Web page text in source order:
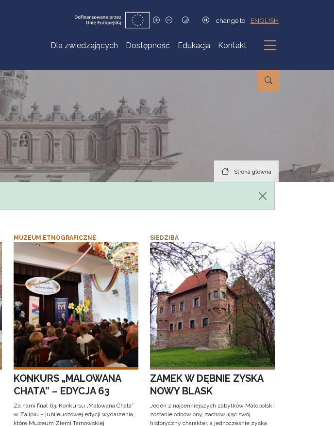
change to ENGLISH
Dla zwiedzających Dostępność Edukacja Kontakt
Podmenu
Strona główna
MUZEUM ETNOGRAFICZNE
KONKURS „MALOWANA
CHATA” – EDYCJA 63
Za nami finał 63. Konkursu „Malowana Chata”
w Zalipiu – jubileuszowej edycji wydarzenia,
które Muzeum Ziemi Tarnowskiej
SIEDZIBA
ZAMEK W DĘBNIE ZYSKA
NOWY BLASK
Jeden z najcenniejszych zabytków Małopolski
zostanie odnowiony, zachowując swój
historyczny charakter, a jednocześnie zyska